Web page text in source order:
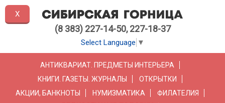
(8 383) 227-14-50, 227-18-37
Select Language ▼
АНТИКВАРИАТ. ПРЕДМЕТЫ ИНТЕРЬЕРА
КНИГИ. ГАЗЕТЫ. ЖУРНАЛЫ
ОТКРЫТКИ
АКЦИИ, БАНКНОТЫ
НУМИЗМАТИКА
ФИЛАТЕЛИЯ
X